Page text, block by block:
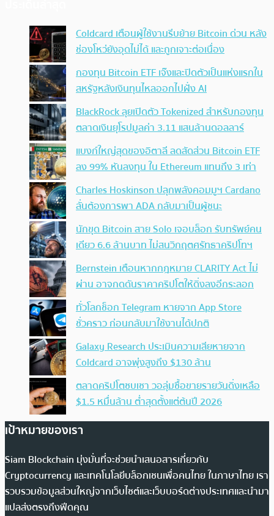
Coldcard เตือนผู้ใช้งานรีบย้าย Bitcoin ด่วน หลัง
ช่องโหว่ยังอุดไม่ได้ และถูกเจาะต่อเนื่อง
กองทุน Bitcoin ETF เจ๊งและปิดตัวเป็นแห่งแรกใน
สหรัฐหลังเงินทุนไหลออกไปฝั่ง AI
BlackRock ลุยเปิดตัว Tokenized สำหรับกองทุน
ตลาดเงินยุโรปมูลค่า 3.11 แสนล้านดอลลาร์
แบงก์ใหญ่สุดของอิตาลี ลดสัดส่วน Bitcoin ETF
ลง 99% หันลงทุน ใน Ethereum แทนถึง 3 เท่า
Charles Hoskinson ปลุกพลังคอมมูฯ Cardano
ลั่นต้องการพา ADA กลับมาเป็นผู้ชนะ
นักขุด Bitcoin สาย Solo เจอบล็อก รับทรัพย์คน
เดียว 6.6 ล้านบาท ไม่สนวิกฤตศรัทธาคริปโทฯ
Bernstein เตือนหากกฎหมาย CLARITY Act ไม่
ผ่าน อาจกดดันราคาคริปโตให้ดิ่งลงอีกระลอก
ทั่วโลกช็อก Telegram หายจาก App Store
ชั่วคราว ก่อนกลับมาใช้งานได้ปกติ
Galaxy Research ประเมินความเสียหายจาก
Coldcard อาจพุ่งสูงถึง $130 ล้าน
ตลาดคริปโตซบเซา วอลุ่มซื้อขายรายวันดิ่งเหลือ
$1.5 หมื่นล้าน ต่ำสุดตั้งแต่ต้นปี 2026
เป้าหมายของเรา
Siam Blockchain มุ่งมั่นที่จะช่วยนำเสนอสารเกี่ยวกับ
Cryptocurrency และเทคโนโลยีบล็อกเชนเพื่อคนไทย ในภาษาไทย เรา
รวบรวมข้อมูลส่วนใหญ่จากเว็บไซต์และเว็บบอร์ดต่างประเทศและนำมา
แปลส่งตรงถึงฟีดคุณ